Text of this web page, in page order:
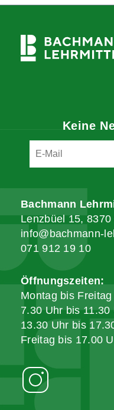
Keine
Bachmann
Lenzbüel 15, 8370
info@bachmann-
071 912 19 10
Öffnungszeiten:
Montag bis Freitag
7.30 Uhr bis 11.30
13.30 Uhr bis
Freitag bis 17.00